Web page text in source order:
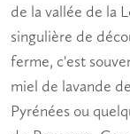
de la vallée de la
singulière de
ferme, c'est
miel de lavande
Pyrénées ou